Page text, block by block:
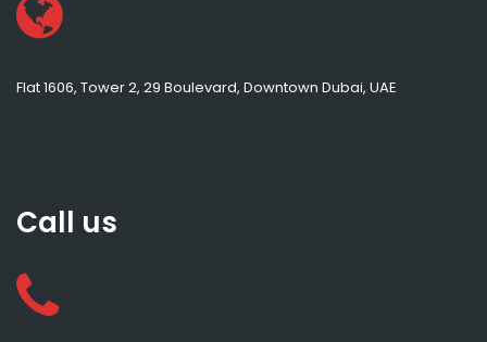
Flat 1606, Tower 2, 29 Boulevard, Downtown Dubai, UAE
Call us